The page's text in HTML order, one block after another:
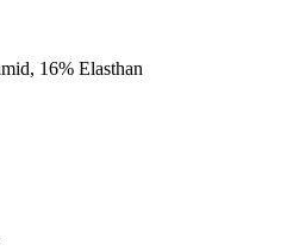
16% Elasthan